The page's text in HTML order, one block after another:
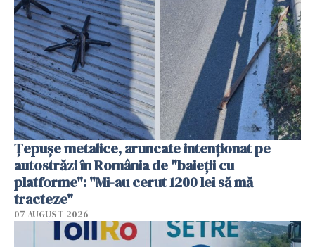
Țepușe metalice, aruncate intenționat pe
autostrăzi în România de "baieții cu
platforme": "Mi-au cerut 1200 lei să mă
tracteze"
07 AUGUST 2026